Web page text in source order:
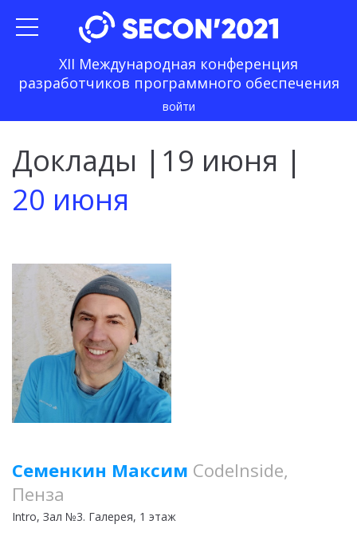
XII Международная конференция
разработчиков программного обеспечения
войти
Доклады | 19 июня |
20 июня
Семенкин Максим CodeInside,
Пенза
Intro, Зал №3. Галерея, 1 этаж